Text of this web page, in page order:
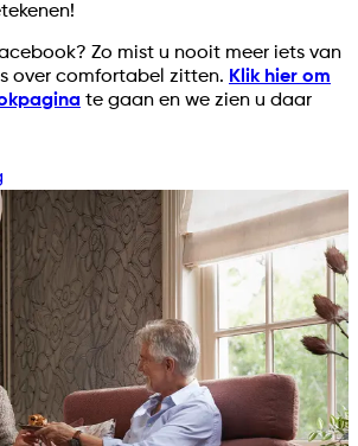
Zo mist u nooit meer iets van
over comfortabel zitten. Klik hier om
te gaan en we zien u daar